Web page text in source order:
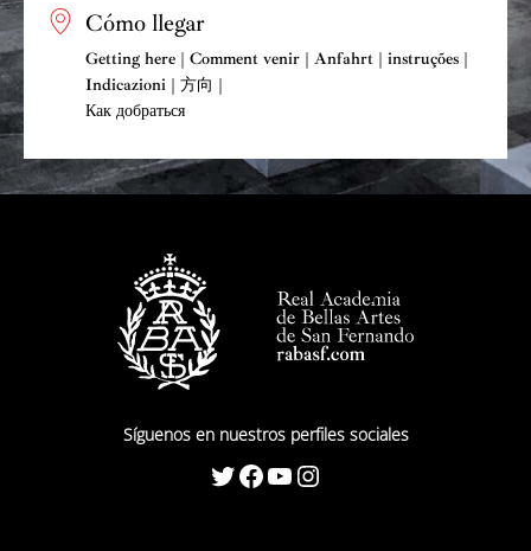
Cómo llegar
Getting here | Comment venir | Anfahrt | instruções |
Indicazioni | 方向 |
Как добраться
Síguenos en nuestros perfiles sociales
Twitter Facebook YouTube Instagram